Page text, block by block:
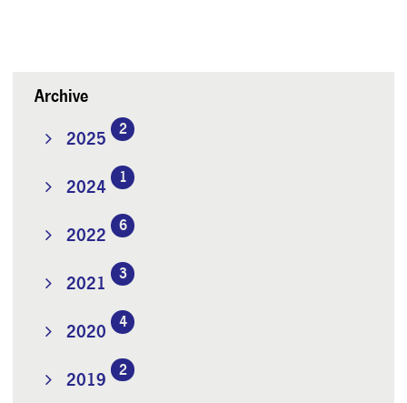
Archive
2025
2
2024
1
2022
6
2021
3
2020
4
2019
2